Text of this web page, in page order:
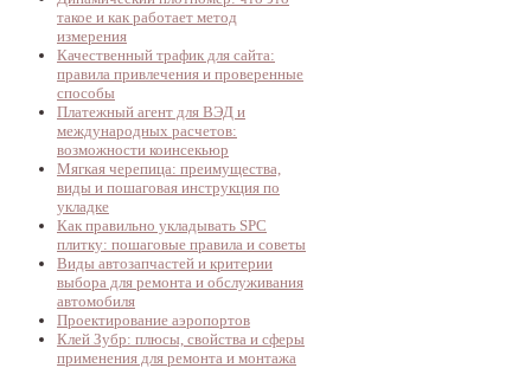
такое и как работает метод
измерения
Качественный трафик для сайта:
правила привлечения и проверенные
способы
Платежный агент для ВЭД и
международных расчетов:
возможности коинсекьюр
Мягкая черепица: преимущества,
виды и пошаговая инструкция по
укладке
Как правильно укладывать SPC
плитку: пошаговые правила и советы
Виды автозапчастей и критерии
выбора для ремонта и обслуживания
автомобиля
Проектирование аэропортов
Клей Зубр: плюсы, свойства и сферы
применения для ремонта и монтажа